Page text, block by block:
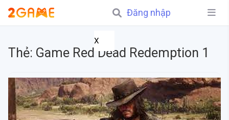
Đăng nhập
X
Thẻ: Game Red Dead Redemption 1